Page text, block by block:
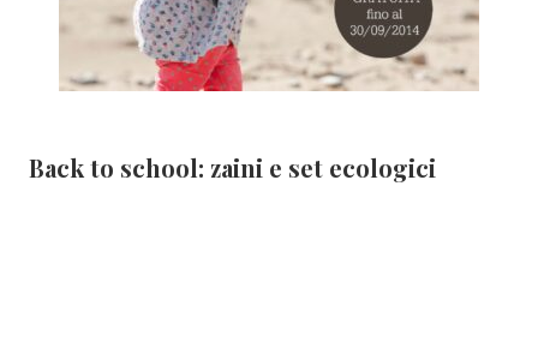
Back to school: zaini e set ecologici